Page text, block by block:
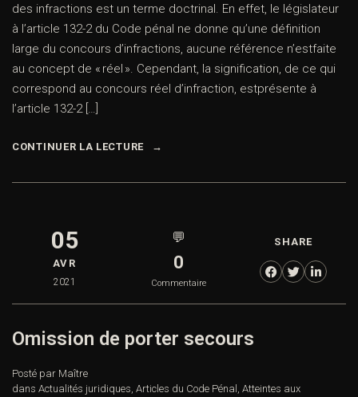
des infractions est un terme doctrinal. En effet, le législateur
à l’article 132-2 du Code pénal ne donne qu’une définition
large du concours d’infractions, aucune référence n’estfaite
au concept de « réel ». Cependant, la signification, de ce qui
correspond au concours réel d’infraction, estprésente à
l’article 132-2 […]
CONTINUER LA LECTURE
05
AVR
2021
💬
0
Commentaire
SHARE
Omission de porter secours
Posté par Maître
dans Actualités juridiques, Articles du Code Pénal , Atteintes aux